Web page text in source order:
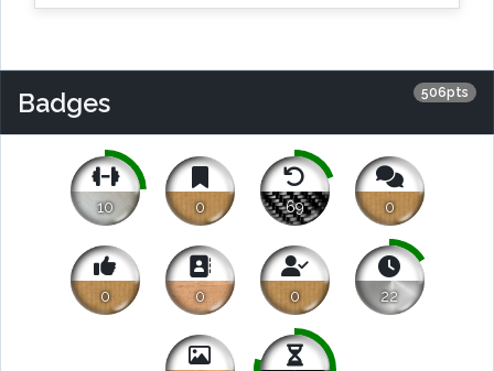
506pts
Badges
10 0 69 0
0 0 0 22